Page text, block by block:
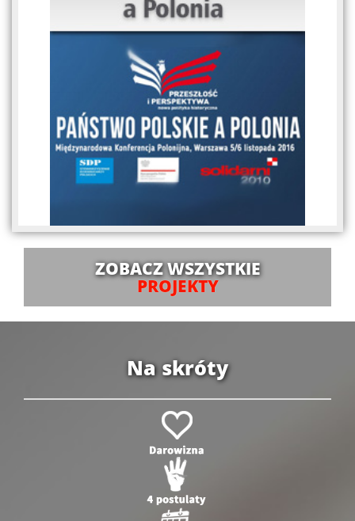
ZOBACZ WSZYSTKIE
PROJEKTY
Na skróty